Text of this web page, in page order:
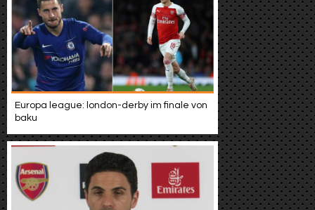
Europa league: london-derby im finale von
baku